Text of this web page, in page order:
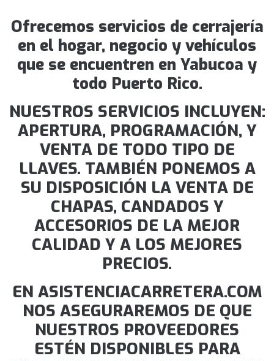
Ofrecemos servicios de cerrajería
en el hogar, negocio y vehículos
que se encuentren en Yabucoa y
todo Puerto Rico.
NUESTROS SERVICIOS INCLUYEN:
APERTURA, PROGRAMACIÓN, Y
VENTA DE TODO TIPO DE
LLAVES. TAMBIÉN PONEMOS A
SU DISPOSICIÓN LA VENTA DE
CHAPAS, CANDADOS Y
ACCESORIOS DE LA MEJOR
CALIDAD Y A LOS MEJORES
PRECIOS.
EN ASISTENCIACARRETERA.COM
NOS ASEGURAREMOS DE QUE
NUESTROS PROVEEDORES
ESTÉN DISPONIBLES PARA